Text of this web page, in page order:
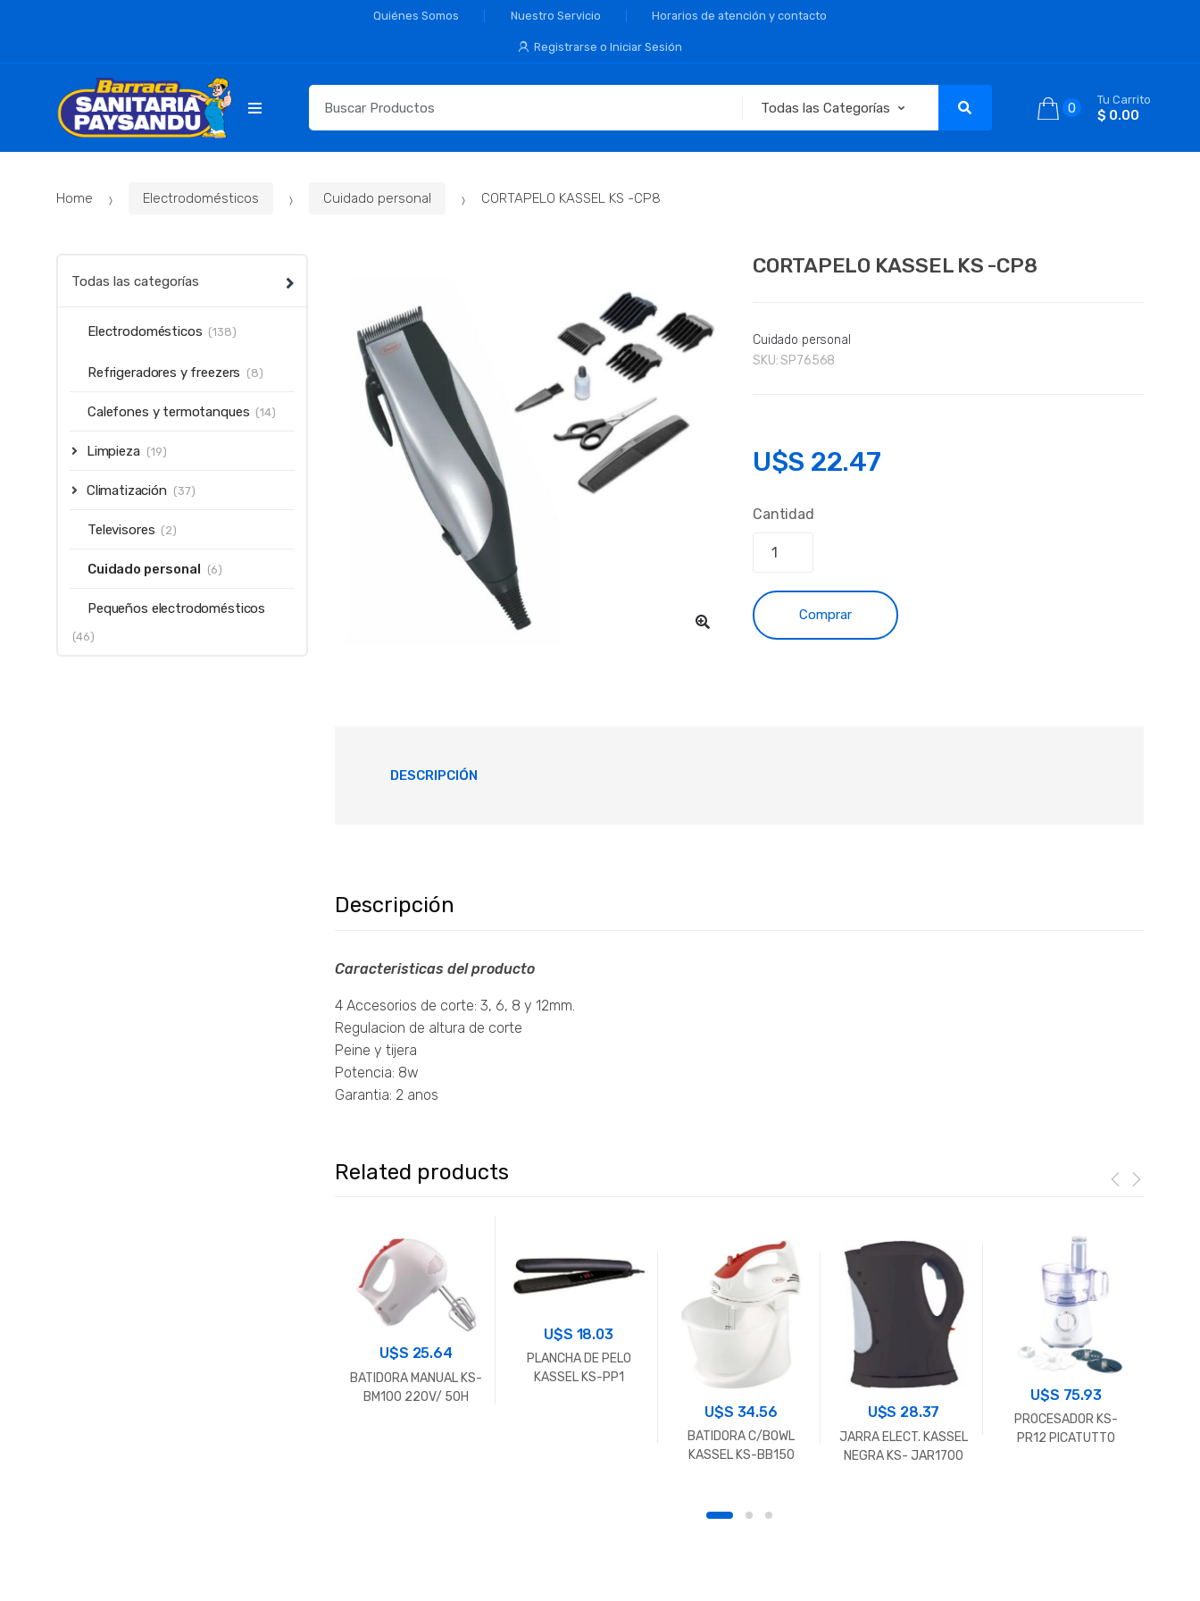
Quiénes Somos Nuestro Servicio Horarios de atención y contacto
Registrarse o Iniciar Sesión
para:
0
Tu Carrito
$ 0.00
Home Electrodomésticos Cuidado personal CORTAPELO KASSEL KS -CP8
CORTAPELO KASSEL KS -CP8
Cuidado personal
SKU:SP76568
U$S 22.47
Cantidad
Comprar
DESCRIPCIÓN
Descripción
Caracteristicas del producto
4 Accesorios de corte: 3, 6, 8 y 12mm.
Regulacion de altura de corte
Peine y tijera
Potencia: 8w
Garantia: 2 anos
Related products
U$S 25.64
BATIDORA MANUAL KS-
BM100 220V/ 50H
U$S 18.03
PLANCHA DE PELO
KASSEL KS-PP1
U$S 34.56
BATIDORA C/BOWL
KASSEL KS-BB150
U$S 28.37
JARRA ELECT. KASSEL
NEGRA KS- JAR1700
U$S 75.93
PROCESADOR KS-
PR12 PICATUTTO
Todas las categorías
Electrodomésticos (138)
Refrigeradores y freezers (8)
Calefones y termotanques (14)
Limpieza (19)
Climatización (37)
Televisores (2)
Cuidado personal (6)
Pequeños electrodomésticos
(46)